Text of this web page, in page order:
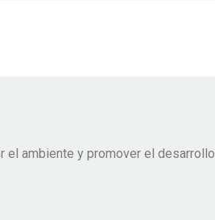
el ambiente y promover el desarrollo